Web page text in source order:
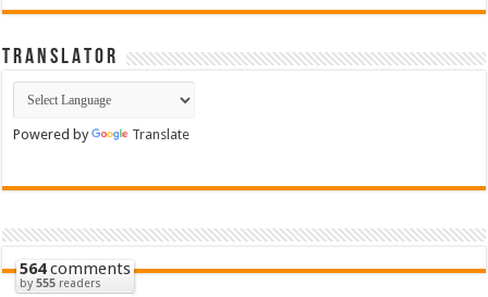
T R A N S L A T O R
Powered by Translate
564comments
by555 readers